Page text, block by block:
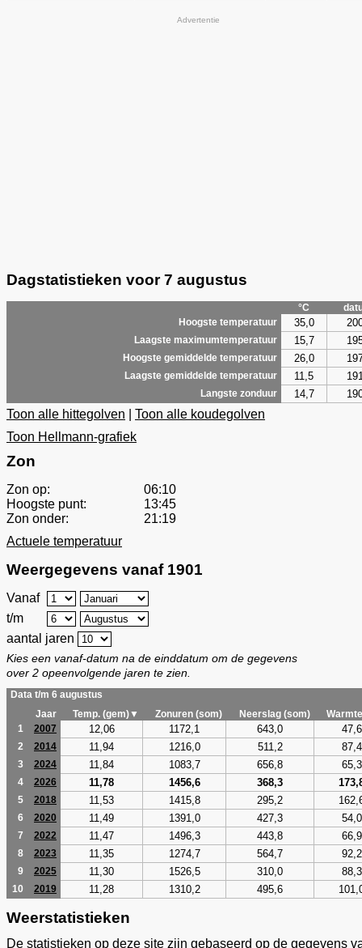
Advertentie
Dagstatistieken voor 7 augustus
°C
Hoogste temperatuur
35,0
Laagste maximumtemperatuur 15,7
Hoogste gemiddelde temperatuur 26,0
Laagste gemiddelde temperatuur 11,5
Langste zonduur 14,7
Toon alle hittegolven
Toon alle koudegolven
Toon Hellmann-grafiek
Zon
Zon op:
06:10
Hoogste punt:
13:45
Zon onder:
21:19
Actuele temperatuur
Weergegevens vanaf 1901
Vanaf
t/m
aantal jaren
Kies een vanaf-datum na de einddatum om de gegevens
over 2 opeenvolgende jaren te zien.
Data t/m 6 augustus
Jaar
Temp. (gem)▼ Zonuren (som) Neerslag (som)
1
2007 12,06 1172,1 643,0 47,6
2 2014 11,94 1216,0 511,2 87,4
3 2024 11,84 1083,7 656,8 65,3
4 2026 11,78 1456,6 368,3
5 2018 11,53 1415,8 295,2
6 2020 11,49 1391,0 427,3 54,0
7 2022 11,47 1496,3 443,8 66,9
8 2023 11,35 1274,7 564,7 92,2
9 2025 11,30 1526,5 310,0 88,3
10 2019 11,28 1310,2 495,6
Weerstatistieken
De statistieken op deze site zijn gebaseerd op de gegevens